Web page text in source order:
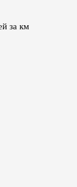
за км